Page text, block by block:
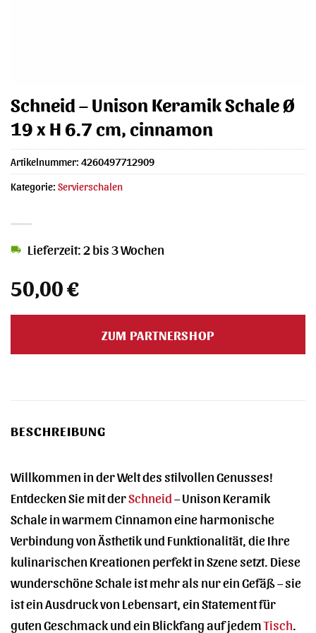
Schneid – Unison Keramik Schale Ø
19 x H 6.7 cm, cinnamon
50,00€
Lieferzeit: 2 bis 3 Wochen
ZUM PARTNERSHOP
Artikelnummer: 4260497712909
Kategorie: Servierschalen
BESCHREIBUNG
Willkommen in der Welt des stilvollen Genusses!
Entdecken Sie mit derSchneid– Unison Keramik
Schale in warmem Cinnamon eine harmonische
Verbindung von Ästhetik und Funktionalität, die Ihre
kulinarischen Kreationen perfekt in Szene setzt. Diese
wunderschöne Schale ist mehr als nur ein Gefäß – sie
ist ein Ausdruck von Lebensart, ein Statement für
guten Geschmack und ein Blickfang auf jedemTisch